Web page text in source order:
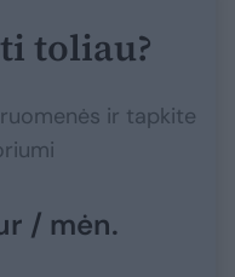
toliau?
ir tapkite
/ mėn.